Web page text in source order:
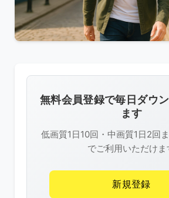
像
は
R-
FREE
作
無料会員登録で毎日ダウ
ます
低画質1日10回・中画質1日2回
でご利用いただけま
新規登録